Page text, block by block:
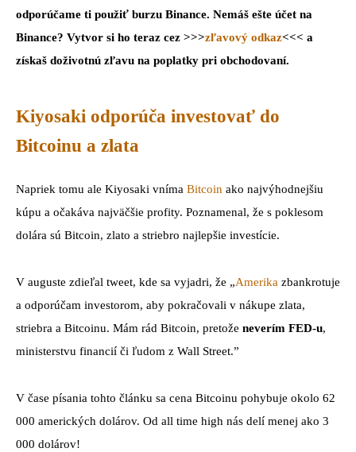
odporúčame ti použiť burzu Binance. Nemáš ešte účet na
Binance? Vytvor si ho teraz cez >>>zľavový odkaz<<< a
získaš doživotnú zľavu na poplatky pri obchodovaní.
Kiyosaki odporúča investovať do
Bitcoinu a zlata
Napriek tomu ale Kiyosaki vníma Bitcoin ako najvýhodnejšiu
kúpu a očakáva najväčšie profity. Poznamenal, že s poklesom
dolára sú Bitcoin, zlato a striebro najlepšie investície.
V auguste zdieľal tweet, kde sa vyjadri, že „Amerika zbankrotuje
a odporúčam investorom, aby pokračovali v nákupe zlata,
striebra a Bitcoinu. Mám rád Bitcoin, pretože neverím FED-u,
ministerstvu financií či ľudom z Wall Street.”
V čase písania tohto článku sa cena Bitcoinu pohybuje okolo 62
000 amerických dolárov. Od all time high nás delí menej ako 3
000 dolárov!